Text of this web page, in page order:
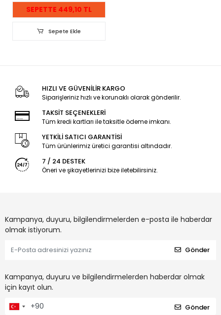
SEPETTE 449,10 TL
Sepete Ekle
HIZLI VE GÜVENİLİR KARGO
Siparişleriniz hızlı ve korunaklı olarak gönderilir.
TAKSİT SEÇENEKLERİ
Tüm kredi kartları ile taksitle ödeme imkanı.
YETKİLİ SATICI GARANTİSİ
Tüm ürünlerimiz üretici garantisi altındadır.
7 / 24 DESTEK
Öneri ve şikayetlerinizi bize iletebilirsiniz.
Kampanya, duyuru, bilgilendirmelerden e-posta ile haberdar
olmak istiyorum.
Gönder
Kampanya, duyuru ve bilgilendirmelerden haberdar olmak
için kayıt olun.
Gönder